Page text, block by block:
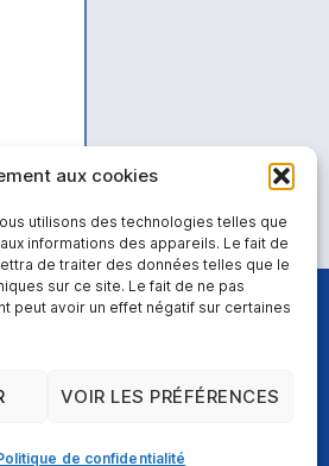
aux cookies
utilisons des technologies telles que
informations des appareils. Le fait de
de traiter des données telles que le
sur ce site. Le fait de ne pas
peut avoir un effet négatif sur certaines
VOIR LES PRÉFÉRENCES
de confidentialité